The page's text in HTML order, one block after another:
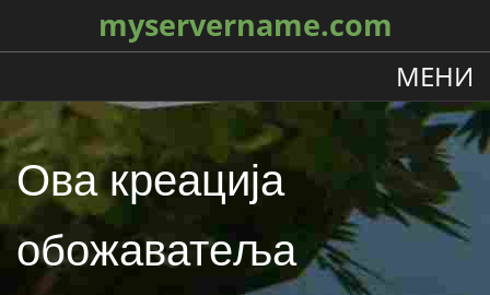
myservername.com
МЕНИ
Ова креација
обожаватеља